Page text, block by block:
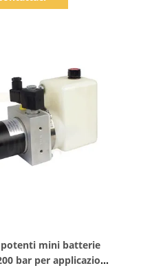
mini batterie
bar per applicazioni